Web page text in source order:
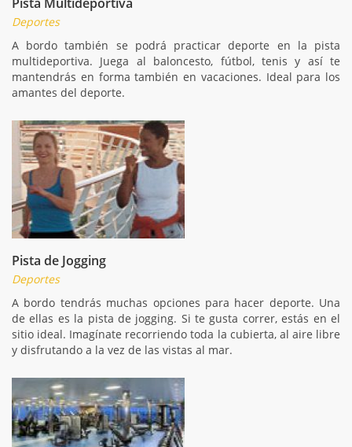
Deportes
A bordo también se podrá practicar deporte en la pista
multideportiva. Juega al baloncesto, fútbol, tenis y así te
mantendrás en forma también en vacaciones. Ideal para los
amantes del deporte.
Pista de Jogging
Deportes
A bordo tendrás muchas opciones para hacer deporte. Una
de ellas es la pista de jogging. Si te gusta correr, estás en el
sitio ideal. Imagínate recorriendo toda la cubierta, al aire libre
y disfrutando a la vez de las vistas al mar.